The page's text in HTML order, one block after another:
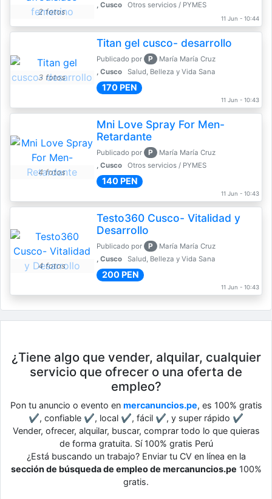
2 fotos
, Cusco
Otros servicios / PYMES
11 Jun - 10:44
3 fotos
Titan gel cusco- desarrollo
Publicado por P
María María Cruz
, Cusco
Salud, Belleza y Vida Sana
170 PEN
11 Jun - 10:43
4 fotos
Mni Love Spray For Men-
Retardante
Publicado por P
María María Cruz
, Cusco
Otros servicios / PYMES
140 PEN
11 Jun - 10:43
4 fotos
Testo360 Cusco- Vitalidad y
Desarrollo
Publicado por P
María María Cruz
, Cusco
Salud, Belleza y Vida Sana
200 PEN
11 Jun - 10:43
¿Tiene algo que vender, alquilar, cualquier
servicio que ofrecer o una oferta de
empleo?
Pon tu anuncio o evento en mercanuncios.pe, es 100% gratis
✔, confiable ✔, local ✔, fácil ✔, y super rápido ✔
Vender, ofrecer, alquilar, buscar, comprar todo lo que quieras
de forma gratuita. Sí 100% gratis Perú
¿Está buscando un trabajo? Enviar tu CV en línea en la
sección de búsqueda de empleo de mercanuncios.pe 100%
gratis.